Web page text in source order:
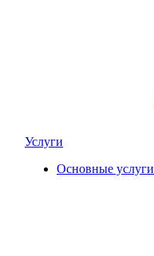
Услуги
Основные услуги